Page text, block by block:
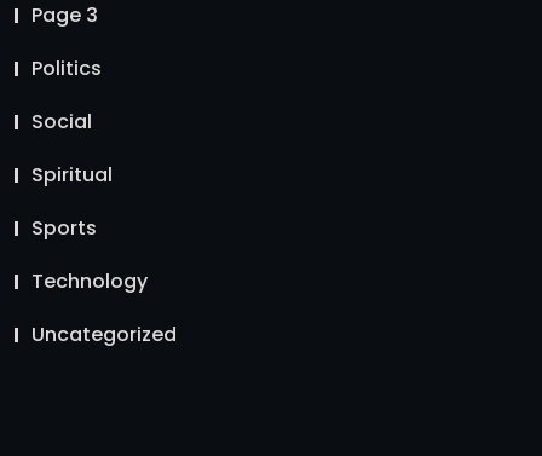
Page 3
Politics
Social
Spiritual
Sports
Technology
Uncategorized